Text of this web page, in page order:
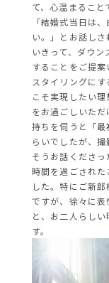
て、心温まること
「結婚式当日は
い。」とお話し
いきって、ダウ
することをご提
スタイリングに
こそ実現したい
をお過ごしいた
持ちを伺うと「最
らいでしたが、
そうお話くださ
時間を過ごされ
した。特にご新
ですが、徐々に
と、お二人らし
す。